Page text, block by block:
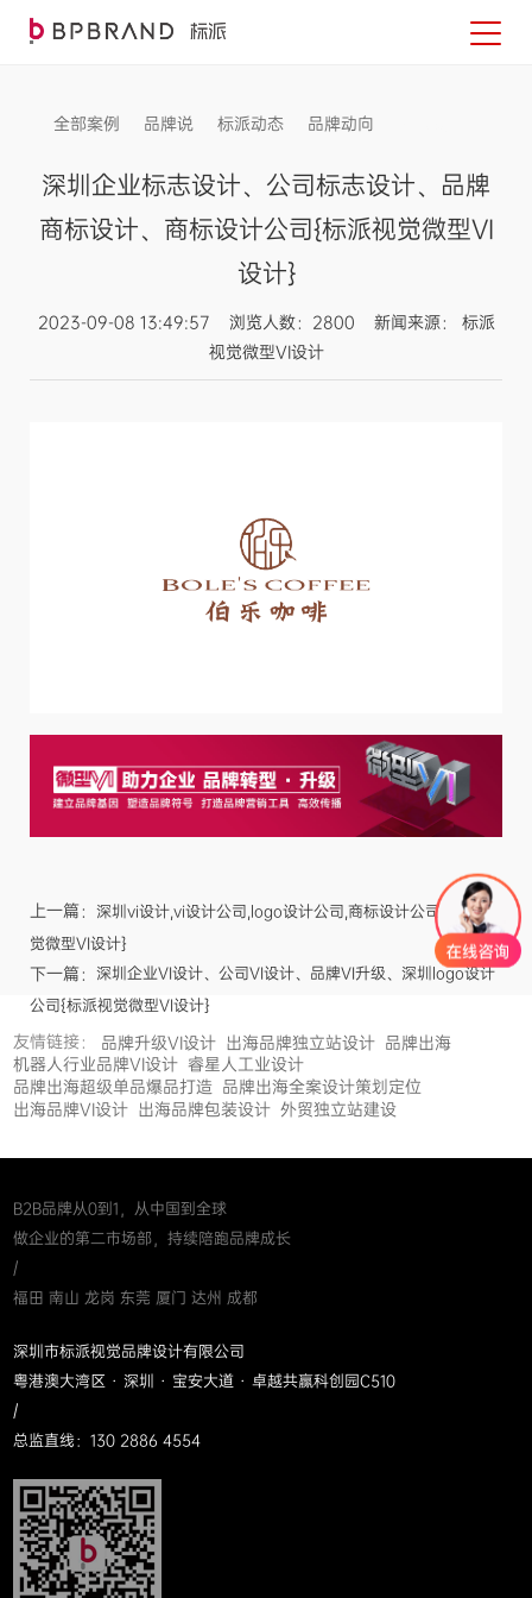
全部案例 品牌说 标派动态 品牌动向
深圳企业标志设计、公司标志设计、品牌
商标设计、商标设计公司{标派视觉微型VI
设计}
2023-09-08 13:49:57 浏览人数：2800 新闻来源： 标派
视觉微型VI设计
上一篇： 深圳vi设计,vi设计公司,logo设计公司,商标设计公司{标派视
觉微型VI设计}
下一篇： 深圳企业VI设计、公司VI设计、品牌VI升级、深圳logo设计
公司{标派视觉微型VI设计}
友情链接： 品牌升级VI设计 出海品牌独立站设计 品牌出海
机器人行业品牌VI设计 睿星人工业设计
品牌出海超级单品爆品打造 品牌出海全案设计策划定位
出海品牌VI设计 出海品牌包装设计 外贸独立站建设
B2B品牌从0到1，从中国到全球
做企业的第二市场部，持续陪跑品牌成长
/
福田 南山 龙岗 东莞 厦门 达州 成都
深圳市标派视觉品牌设计有限公司
粤港澳大湾区 · 深圳 · 宝安大道 · 卓越共赢科创园C510
/
总监直线：130 2886 4554